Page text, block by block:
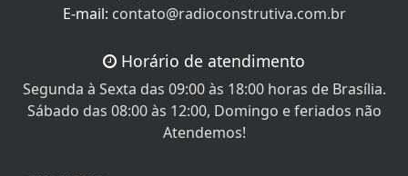
E-mail: contato@radioconstrutiva.com.br
Horário de atendimento
Segunda à Sexta das 09:00 às 18:00 horas de Brasília.
Sábado das 08:00 às 12:00, Domingo e feriados não
Atendemos!